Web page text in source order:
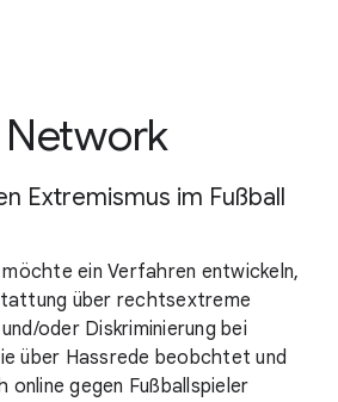
Network
Extremismus im Fußball
ein Verfahren entwickeln,
über rechtsextreme
oder Diskriminierung bei
über Hassrede beobchtet und
gegen Fußballspieler